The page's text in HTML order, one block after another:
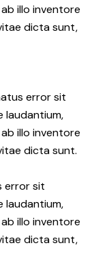
illo inventore
dicta sunt,
error sit
laudantium,
illo inventore
dicta sunt.
error sit
laudantium,
illo inventore
dicta sunt,